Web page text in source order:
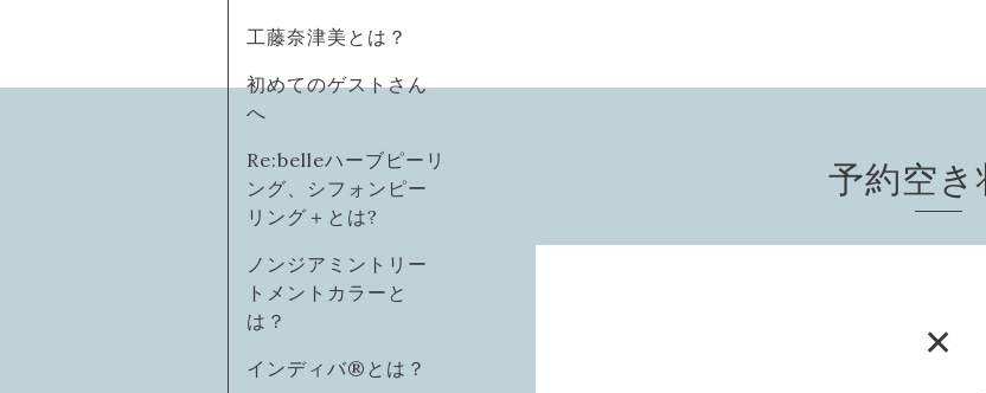
工藤奈津美とは？
初めてのゲストさん
へ
Re:belleハーブピーリ
ング、シフォンピー
リング＋とは?
ノンジアミントリー
トメントカラーと
は？
インディバ®️とは？
予約空き
✕